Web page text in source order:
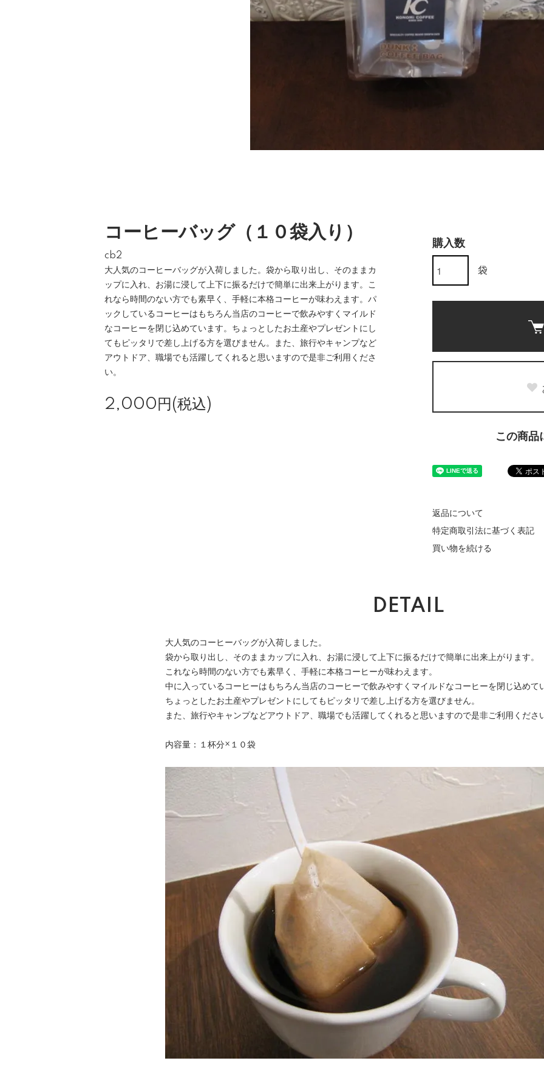
コーヒーバッグ（１０袋入り）
cb2
大人気のコーヒーバッグが入荷しました。袋から取り出し、そのままカ
ップに入れ、お湯に浸して上下に振るだけで簡単に出来上がります。こ
れなら時間のない方でも素早く、手軽に本格コーヒーが味わえます。パ
ックしているコーヒーはもちろん当店のコーヒーで飲みやすくマイルド
なコーヒーを閉じ込めています。ちょっとしたお土産やプレゼントにし
てもピッタリで差し上げる方を選びません。また、旅行やキャンプなど
アウトドア、職場でも活躍してくれると思いますので是非ご利用くださ
い。
2,000円(税込)
購入数
袋
この商品
返品について
特定商取引法に基づく表記
買い物を続ける
DETAIL
大人気のコーヒーバッグが入荷しました。
袋から取り出し、そのままカップに入れ、お湯に浸して上下に振るだけで簡単に出来上がります。
これなら時間のない方でも素早く、手軽に本格コーヒーが味わえます。
中に入っているコーヒーはもちろん当店のコーヒーで飲みやすくマイルドなコーヒーを閉じ込めて
ちょっとしたお土産やプレゼントにしてもピッタリで差し上げる方を選びません。
また、旅行やキャンプなどアウトドア、職場でも活躍してくれると思いますので是非ご利用くださ
内容量：１杯分×１０袋